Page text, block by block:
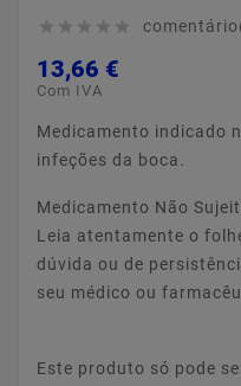
    
13,66 €
Com IVA
Medicamento indicado
infeções da boca.
Medicamento Não
Leia atentamente o
dúvida ou de
seu médico ou
Este produto só pode